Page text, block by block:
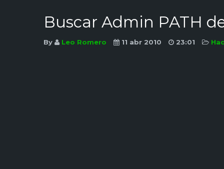
Buscar Admin PATH
By Leo Romero 11 abr 2010 23:01